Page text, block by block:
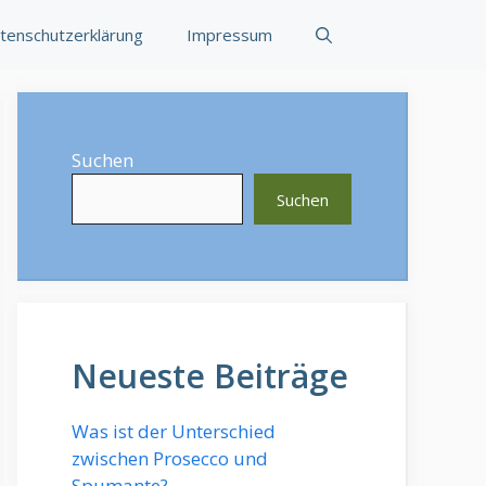
Impressum
Suchen
Suchen
Neueste Beiträge
Was ist der Unterschied
zwischen Prosecco und